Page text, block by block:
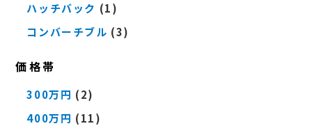
ハッチバック (1)
コンバーチブル (3)
価格帯
300万円 (2)
400万円 (11)